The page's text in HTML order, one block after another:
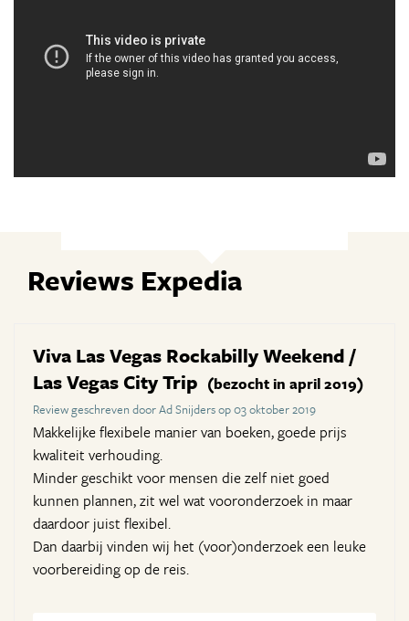
Reviews Expedia
Viva Las Vegas Rockabilly Weekend /
Las Vegas City Trip (bezocht in april 2019)
Review geschreven door Ad Snijders op 03 oktober 2019
Makkelijke flexibele manier van boeken, goede prijs
kwaliteit verhouding.
Minder geschikt voor mensen die zelf niet goed
kunnen plannen, zit wel wat vooronderzoek in maar
daardoor juist flexibel.
Dan daarbij vinden wij het (voor)onderzoek een leuke
voorbereiding op de reis.